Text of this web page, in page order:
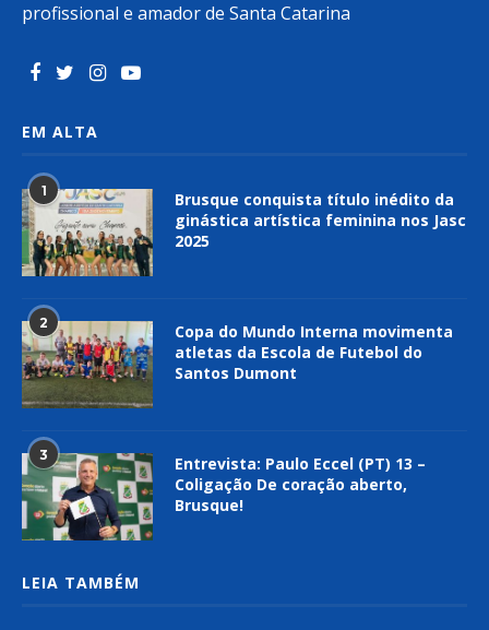
profissional e amador de Santa Catarina
EM ALTA
1
Brusque conquista título inédito da
ginástica artística feminina nos Jasc
2025
2
Copa do Mundo Interna movimenta
atletas da Escola de Futebol do
Santos Dumont
3
Entrevista: Paulo Eccel (PT) 13 –
Coligação De coração aberto,
Brusque!
LEIA TAMBÉM